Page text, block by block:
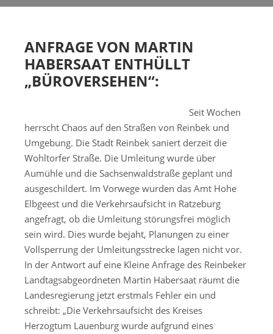
ANFRAGE VON MARTIN
HABERSAAT ENTHÜLLT
„BÜROVERSEHEN“:
Seit Wochen
herrscht Chaos auf den Straßen von Reinbek und
Umgebung. Die Stadt Reinbek saniert derzeit die
Wohltorfer Straße. Die Umleitung wurde über
Aumühle und die Sachsenwaldstraße geplant und
ausgeschildert. Im Vorwege wurden das Amt Hohe
Elbgeest und die Verkehrsaufsicht in Ratzeburg
angefragt, ob die Umleitung störungsfrei möglich
sein wird. Dies wurde bejaht, Planungen zu einer
Vollsperrung der Umleitungsstrecke lagen nicht vor.
In der Antwort auf eine Kleine Anfrage des Reinbeker
Landtagsabgeordneten Martin Habersaat räumt die
Landesregierung jetzt erstmals Fehler ein und
schreibt: „Die Verkehrsaufsicht des Kreises
Herzogtum Lauenburg wurde aufgrund eines